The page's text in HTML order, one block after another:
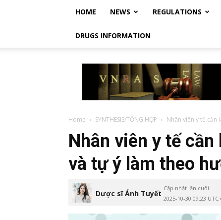
HOME NEWS REGULATIONS
DRUGS INFORMATION
Vietnam
Regulatory
Affairs
Society
Luật
Việt
Nam
Home SYNTHESIS/TỔNG HỢP Nhân viên y tế cần
Nhân viên y tế
và tự ý làm theo
Dược sĩ Ánh Tuyết
Cập nhật lần cuối
2025-10-30 09:23